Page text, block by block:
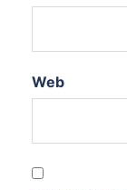
Web